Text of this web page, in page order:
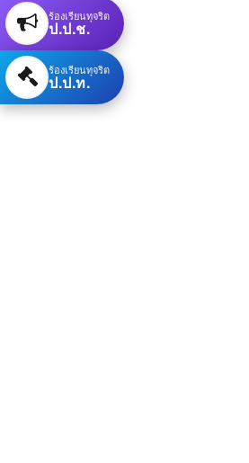
ร้องเรียนทุจริต
ป.ป.ช.
ร้องเรียนทุจริต
ป.ป.ท.